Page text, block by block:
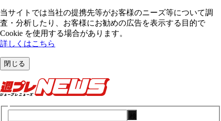
当サイトでは当社の提携先等がお客様のニーズ等について調
査・分析したり、お客様にお勧めの広告を表⽰する⽬的で
Cookie を使⽤する場合があります。
詳しくはこちら
閉じる